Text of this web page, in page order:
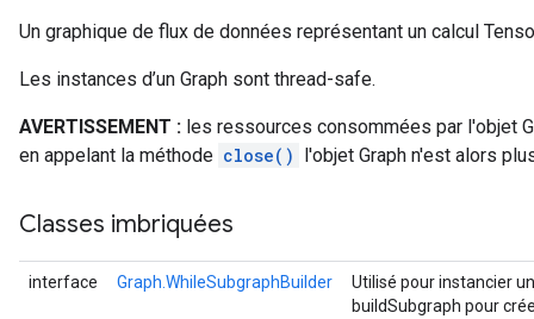
Un graphique de flux de données représentant un calcul
Les instances d’un Graph sont thread-safe.
AVERTISSEMENT : les ressources consommées par l'objet
en appelant la méthode close() l'objet Graph n'est alors
Classes imbriquées
interface Graph.WhileSubgraphBuilder
Utilisé pour instancier
buildSubgraph pour